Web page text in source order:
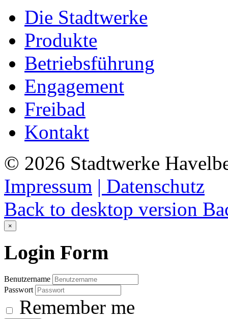
Die Stadtwerke
Produkte
Betriebsführung
Engagement
Freibad
Kontakt
© 2026 Stadtwerke
Impressum | Datenschutz
Back to desktop version
×
Login Form
Benutzername
Passwort
Remember me